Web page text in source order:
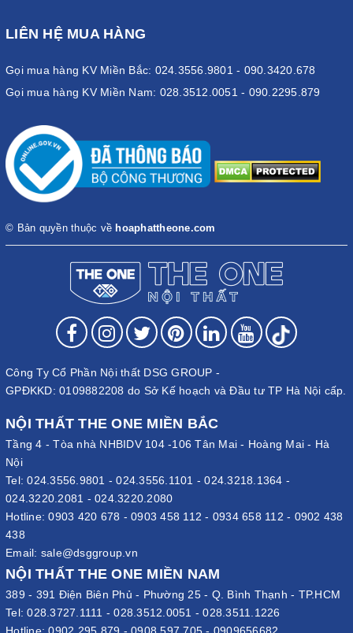
LIÊN HỆ MUA HÀNG
Gọi mua hàng KV Miền Bắc: 024.3556.9801 - 090.3420.678
Gọi mua hàng KV Miền Nam: 028.3512.0051 - 090.2295.879
© Bản quyền thuộc về hoaphattheone.com
Công Ty Cổ Phần Nội thất DSG GROUP -
GPĐKKD: 0109882208 do Sở Kế hoạch và Đầu tư TP Hà Nội cấp.
NỘI THẤT THE ONE MIỀN BẮC
Tầng 4 - Tòa nhà NHBIDV 104 -106 Tân Mai - Hoàng Mai - Hà
Nội
Tel:024.3556.9801 -024.3556.1101 -024.3218.1364 -
024.3220.2081 - 024.3220.2080
Hotline:0903 420 678 - 0903 458 112 - 0934 658 112 - 0902 438
438
Email: sale@dsggroup.vn
NỘI THẤT THE ONE MIỀN NAM
389 - 391 Điện Biên Phủ - Phường 25 - Q. Bình Thạnh - TP.HCM
Tel:028.3727.1111 -028.3512.0051 -028.3511.1226
Hotline:0902 295 879 - 0908 597 705 - 0909656682